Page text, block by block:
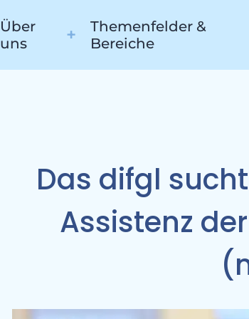
Über
uns
Themenfelder &
Bereiche
Das difgl
Assistenz